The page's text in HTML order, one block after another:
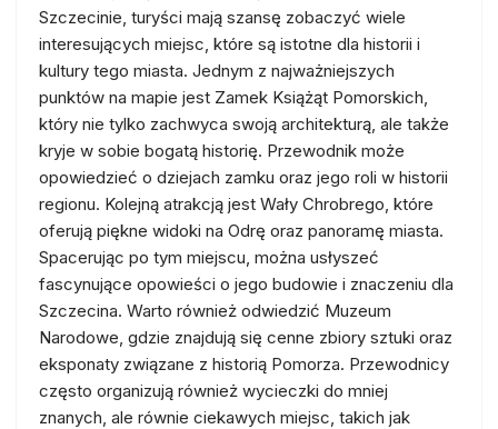
Szczecinie, turyści mają szansę zobaczyć wiele
interesujących miejsc, które są istotne dla historii i
kultury tego miasta. Jednym z najważniejszych
punktów na mapie jest Zamek Książąt Pomorskich,
który nie tylko zachwyca swoją architekturą, ale także
kryje w sobie bogatą historię. Przewodnik może
opowiedzieć o dziejach zamku oraz jego roli w historii
regionu. Kolejną atrakcją jest Wały Chrobrego, które
oferują piękne widoki na Odrę oraz panoramę miasta.
Spacerując po tym miejscu, można usłyszeć
fascynujące opowieści o jego budowie i znaczeniu dla
Szczecina. Warto również odwiedzić Muzeum
Narodowe, gdzie znajdują się cenne zbiory sztuki oraz
eksponaty związane z historią Pomorza. Przewodnicy
często organizują również wycieczki do mniej
znanych, ale równie ciekawych miejsc, takich jak